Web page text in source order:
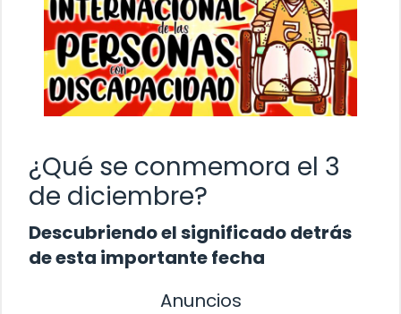
¿Qué se conmemora el 3
de diciembre?
Descubriendo el significado detrás
de esta importante fecha
Anuncios